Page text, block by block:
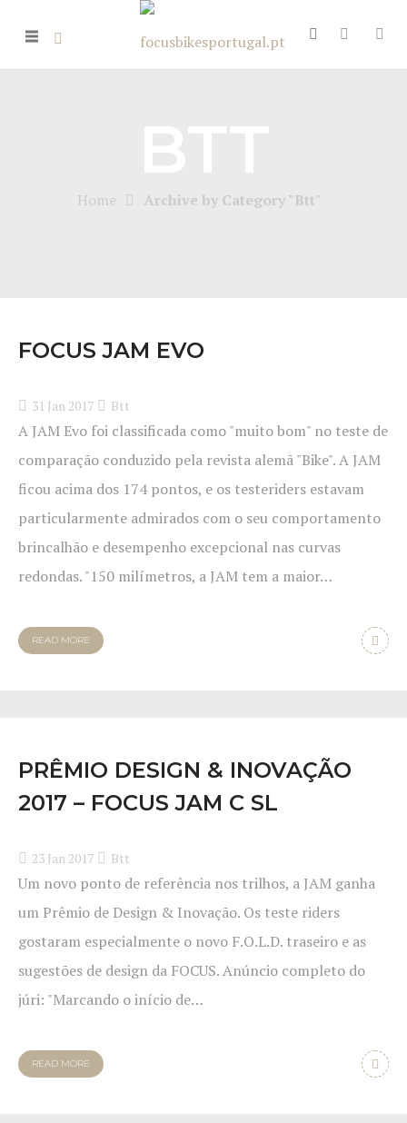
Home Archive by Category "Btt"
FOCUS JAM EVO
31 Jan 2017 Btt
A JAM Evo foi classificada como "muito bom" no teste de
comparação conduzido pela revista alemã "Bike". A JAM
ficou acima dos 174 pontos, e os testeriders estavam
particularmente admirados com o seu comportamento
brincalhão e desempenho excepcional nas curvas
redondas. "150 milímetros, a JAM tem a maior…
READ MORE
PRÊMIO DESIGN & INOVAÇÃO
2017 – FOCUS JAM C SL
23 Jan 2017 Btt
Um novo ponto de referência nos trilhos, a JAM ganha
um Prêmio de Design & Inovação. Os teste riders
gostaram especialmente o novo F.O.L.D. traseiro e as
sugestões de design da FOCUS. Anúncio completo do
júri: "Marcando o início de…
READ MORE